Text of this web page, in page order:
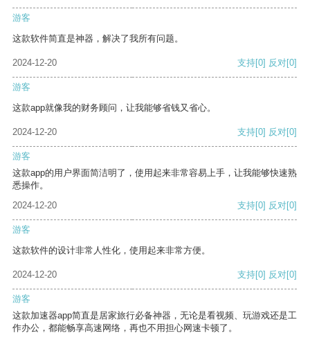
游客
这款软件简直是神器，解决了我所有问题。
2024-12-20 支持[0] 反对[0]
游客
这款app就像我的财务顾问，让我能够省钱又省心。
2024-12-20 支持[0] 反对[0]
游客
这款app的用户界面简洁明了，使用起来非常容易上手，让我能够快速熟
悉操作。
2024-12-20
支持[0] 反对[0]
游客
这款软件的设计非常人性化，使用起来非常方便。
2024-12-20 支持[0] 反对[0]
游客
这款加速器app简直是居家旅行必备神器，无论是看视频、玩游戏还是工
作办公，都能畅享高速网络，再也不用担心网速卡顿了。